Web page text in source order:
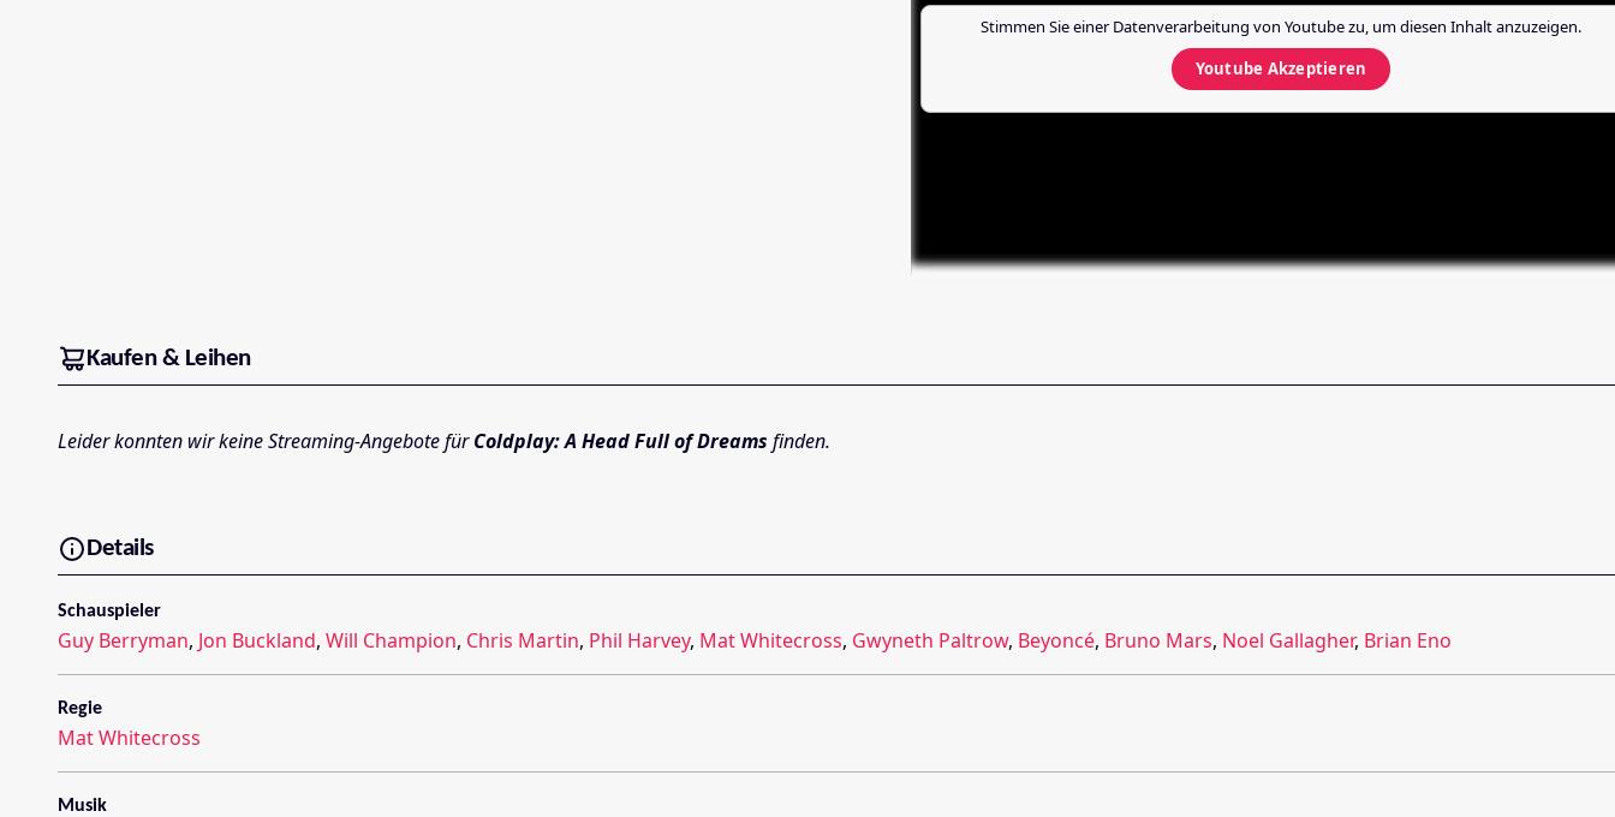
Stimmen Sie einer Datenverarbeitung von Youtubezu, um diesen Inhalt anzuzeigen.
Youtube Akzeptieren
Kaufen & Leihen
Leider konnten wir keine Streaming-Angebote fürColdplay: A Head Full of Dreams finden.
Details
Schauspieler
Guy Berryman, Jon Buckland, Will Champion, Chris Martin, Phil Harvey, Mat Whitecross, Gwyneth Paltrow, Beyoncé, Bruno Mars, Noel Gallagher, Brian Eno
Regie
Mat Whitecross
Musik